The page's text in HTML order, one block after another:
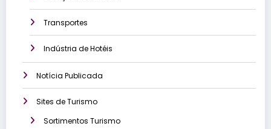
Transportes
Indústria de Hotéis
Notícia Publicada
Sites de Turismo
Sortimentos Turismo